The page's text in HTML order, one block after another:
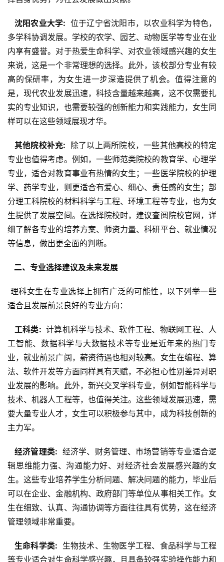
  沈阳农业大学:
位于辽宁省沈阳市，以农业科学为特色，
多学科协调发展。学校的农学、园艺、动物医学等专业在业
内享有盛誉。对于热爱生命科学、对农业领域感兴趣的女生
来说，这是一个非常理想的选择。此外，该校部分专业有较
高的保研率，为女生进一步深造提供了机会。值得注意的
是，现代农业发展迅速，科技含量越来越高，这不仅需要扎
实的专业知识，也需要较强的创新能力和实践能力，女生同
样可以在这些领域展现才华。
  其他院校补充:
除了以上两所院校，一些其他高校的特定
专业也值得考虑。例如，一些师范类院校的教育学、心理学
专业，适合对教育事业有热情的女生；一些医学院校的护理
学、药学专业，则更适合有爱心、细心、责任感的女生；部
分理工科院校的材料科学与工程、环境工程等专业，也为女
生提供了发展空间。在选择院校时，建议查阅院校官网，详
细了解各专业的培养方案、师资力量、科研平台、就业情况
等信息，做出更全面的判断。
  二、专业选择建议及未来发展
适合且发展前景良好的专业方向：
  工科类:
计算机科学与技术、软件工程、物联网工程、人
工智能、数据科学与大数据技术等专业是近年来的热门专
业，就业前景广阔，薪资待遇也相对较高。女生在编程、算
法、软件开发等方面同样具有天赋，不必担心性别差异对职
业发展的影响。此外，新兴交叉学科专业，例如智能科学与
技术、机器人工程等，也值得关注。这些领域发展迅速，需
要大量专业人才，女生可以积极参与其中，成为科技创新的
主力军。
  经济管理类:
经济学、财务管理、市场营销等专业适合逻
辑思维能力强、沟通能力好、对经济社会发展感兴趣的女
生。这些专业培养学生分析问题、解决问题的能力，毕业后
可以在企业、金融机构、政府部门等单位从事相关工作。女
生在细致、认真、沟通协调等方面往往具有优势，这在经济
管理领域非常重要。
  生命科学类:
生物技术、生物医学工程、食品科学与工程
等专业适合对生命科学感兴趣，且具备较强实验操作能力和